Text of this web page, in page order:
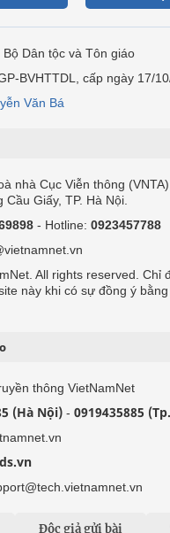
Dân tộc và Tôn giáo
BVHTTDL, cấp ngày 17/
Văn Bá
nhà Cục Viễn thông
Giấy, TP. Hà Nội.
- Hotline: 0923457788
All rights reserved. Chỉ
này khi có sự đồng ý
thông VietNamNet
(Hà Nội) - 0919435885
Độc giả gửi bài